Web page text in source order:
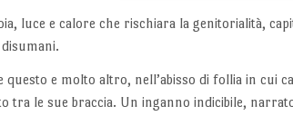
luce e calore che rischiara la genitorialità,
questo e molto altro, nell’abisso di follia in cui
tra le sue braccia. Un inganno indicibile,